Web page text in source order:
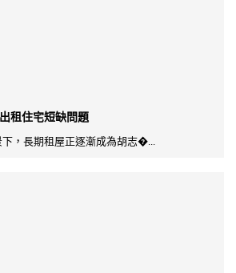
租住宅短缺問題
，長期租屋正逐漸成為胡志�...